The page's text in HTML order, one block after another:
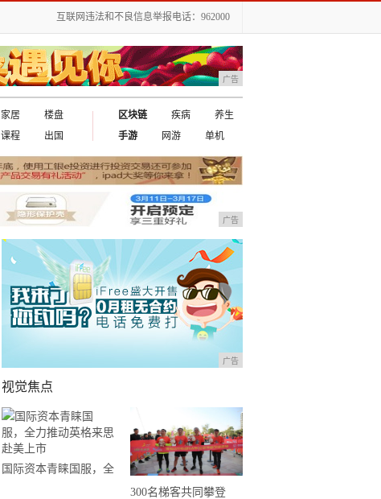
互联网违法和不良信息举报电话：962000
广告
家居
楼盘
课程 出国
区块链 疾病
养生
手游
网游 单机
广告
广告
视觉焦点
国际资本青睐国服，全
300名梯客共同攀登